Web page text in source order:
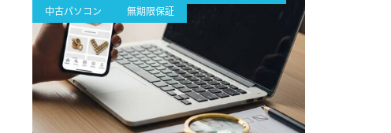
中古パソコン
無期限保証